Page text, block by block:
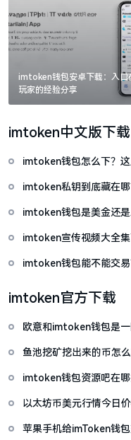
imtoken钱包安卓下载：入口
玩家的经验分享
imtoken中文版下载
imtoken钱包怎么下？
imtoken私钥到底藏在
imtoken钱包是美金还
imtoken宣传视频大全
imtoken钱包能不能交
imtoken官方下载
欧意和imtoken钱包是
鱼池挖矿挖出来的币怎
imtoken钱包资源吧在
以太坊币美元行情今日
苹果手机给imToken钱